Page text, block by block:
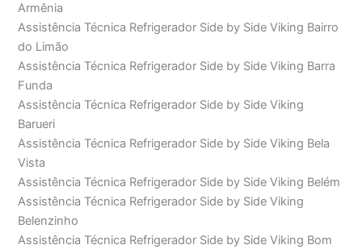
Armênia
Assistência Técnica Refrigerador Side by Side Viking Bairro
do Limão
Assistência Técnica Refrigerador Side by Side Viking Barra
Funda
Assistência Técnica Refrigerador Side by Side Viking
Barueri
Assistência Técnica Refrigerador Side by Side Viking Bela
Vista
Assistência Técnica Refrigerador Side by Side Viking Belém
Assistência Técnica Refrigerador Side by Side Viking
Belenzinho
Assistência Técnica Refrigerador Side by Side Viking Bom